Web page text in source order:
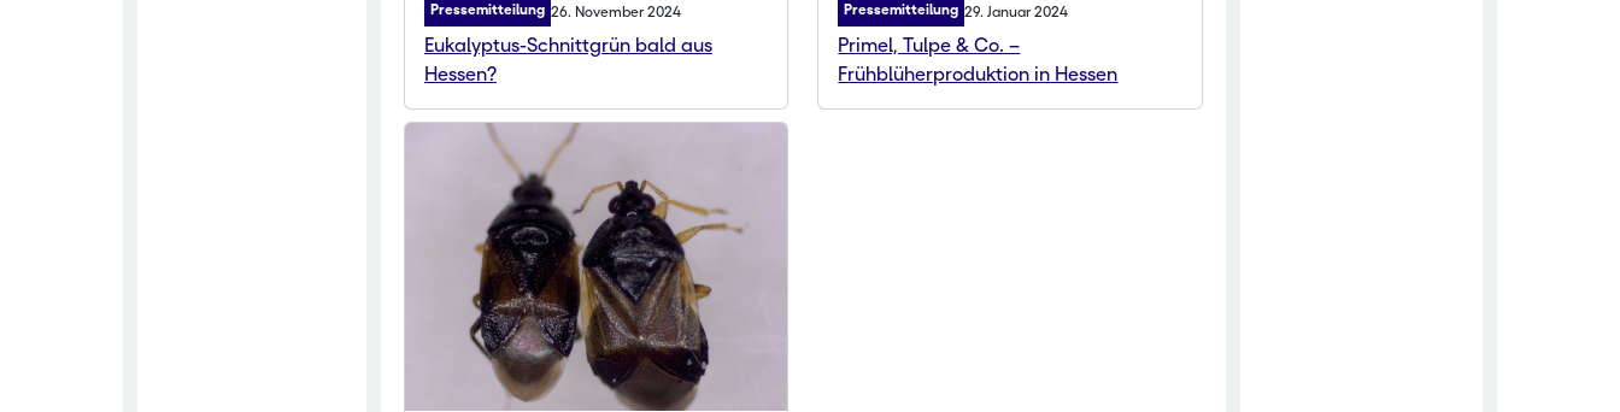
Pressemitteilung 26. November 2024
Eukalyptus-Schnittgrün bald aus
Hessen?
Pressemitteilung 29. Januar 2024
Primel, Tulpe & Co. –
Frühblüherproduktion in Hessen